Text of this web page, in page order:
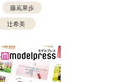
藤嶌果歩
辻希美